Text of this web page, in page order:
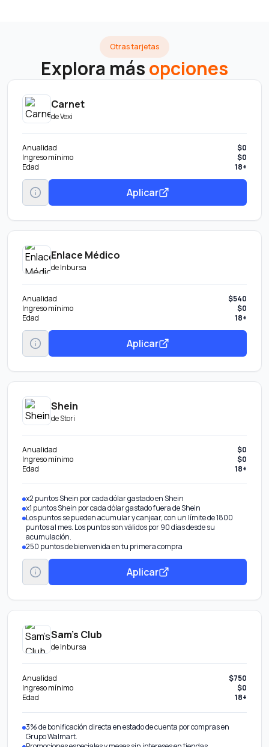
Otras tarjetas
Explora másopciones
Carnet
deVexi
Anualidad
$0
Ingreso mínimo
$0
Edad
18+
Aplicar
Enlace Médico
deInbursa
Anualidad
$540
Ingreso mínimo
$0
Edad
18+
Aplicar
Shein
deStori
Anualidad
$0
Ingreso mínimo
$0
Edad
18+
x2 puntos Shein por cada dólar gastado en Shein
x1 puntos Shein por cada dólar gastado fuera de Shein
Los puntos se pueden acumular y canjear, con un límite de 1800
puntos al mes. Los puntos son válidos por 90 días desde su
acumulación.
250 puntos de bienvenida en tu primera compra
Aplicar
Sam’s Club
deInbursa
Anualidad
$750
Ingreso mínimo
$0
Edad
18+
3% de bonificación directa en estado de cuenta por compras en
Grupo Walmart.